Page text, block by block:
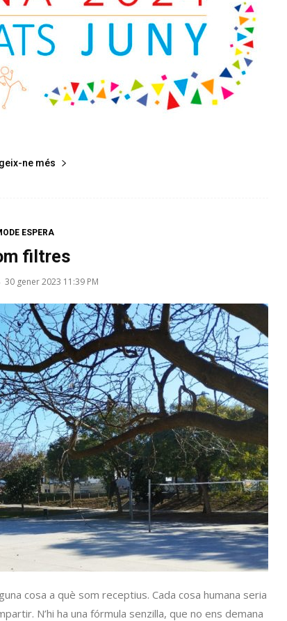
ne més
ESPERA
filtres
30 gener 2023 11:39 PM
cosa a què som receptius. Cada cosa humana seria
N’hi ha una fórmula senzilla, que no ens demana